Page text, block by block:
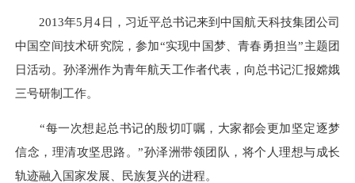
2013年5月4日，习近平总书记来到中国航天科技集团公司
中国空间技术研究院，参加“实现中国梦、青春勇担当”主题团
日活动。孙泽洲作为青年航天工作者代表，向总书记汇报嫦娥
三号研制工作。
“每一次想起总书记的殷切叮嘱，大家都会更加坚定逐梦
信念，理清攻坚思路。”孙泽洲带领团队，将个人理想与成长
轨迹融入国家发展、民族复兴的进程。